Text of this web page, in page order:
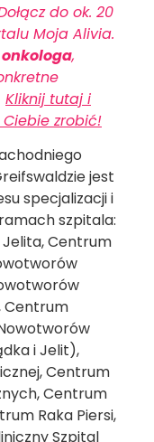
do ok. 20
Moja Alivia.
,
Kliknij tutaj i
zrobić!
jest
specjalizacji i
szpitala:
Centrum
Centrum
i Jelit),
Centrum
Centrum
Raka Piersi,
Szpital